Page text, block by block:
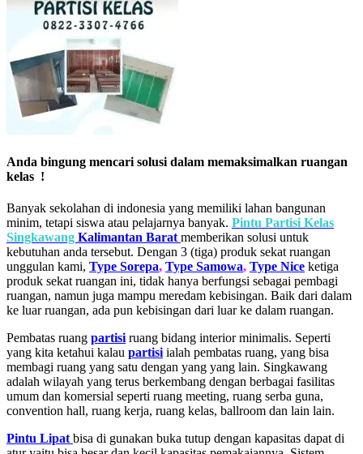
Anda bingung mencari solusi dalam memaksimalkan ruangan
kelas !
Banyak sekolahan di indonesia yang memiliki lahan bangunan
minim, tetapi siswa atau pelajarnya banyak. Pintu Partisi Kelas
Singkawang Kalimantan Barat memberikan solusi untuk
kebutuhan anda tersebut. Dengan 3 (tiga) produk sekat ruangan
unggulan kami, Type Sorepa, Type Samowa, Type Nice ketiga
produk sekat ruangan ini, tidak hanya berfungsi sebagai pembagi
ruangan, namun juga mampu meredam kebisingan. Baik dari dalam
ke luar ruangan, ada pun kebisingan dari luar ke dalam ruangan.
Pembatas ruang partisi ruang bidang interior minimalis. Seperti
yang kita ketahui kalau partisi ialah pembatas ruang, yang bisa
membagi ruang yang satu dengan yang yang lain. Singkawang
adalah wilayah yang terus berkembang dengan berbagai fasilitas
umum dan komersial seperti ruang meeting, ruang serba guna,
convention hall, ruang kerja, ruang kelas, ballroom dan lain lain.
Pintu Lipat bisa di gunakan buka tutup dengan kapasitas dapat di